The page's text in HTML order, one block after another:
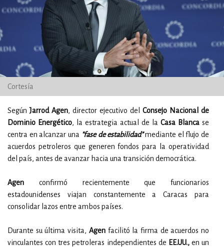
Cortesía
SegúnJarrod Agen, director ejecutivo del Consejo Nacional de
Dominio Energético, la estrategia actual de la Casa Blanca se
centra en alcanzar una "fase de estabilidad"mediante el flujo de
acuerdos petroleros que generen fondos para la operatividad
del país, antes de avanzar hacia una transición democrática.
Agen confirmó recientemente que funcionarios
estadounidenses viajan constantemente a Caracas para
consolidar lazos entre ambos países.
Durante su última visita, Agen facilitó la firma de acuerdos no
vinculantes con tres petroleras independientes de EE.UU.,en un